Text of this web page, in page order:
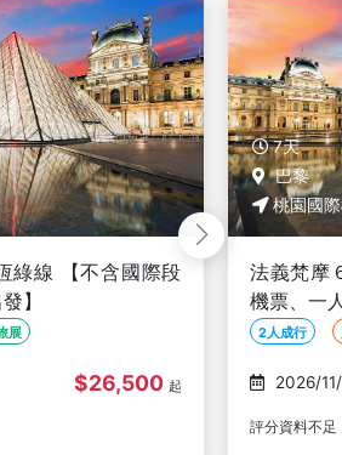
綠線 【不含國際段
】
展
$26,500 起
7天
桃園國
英國、蘇
【不含國
2人成行
2026/
評分資料不足